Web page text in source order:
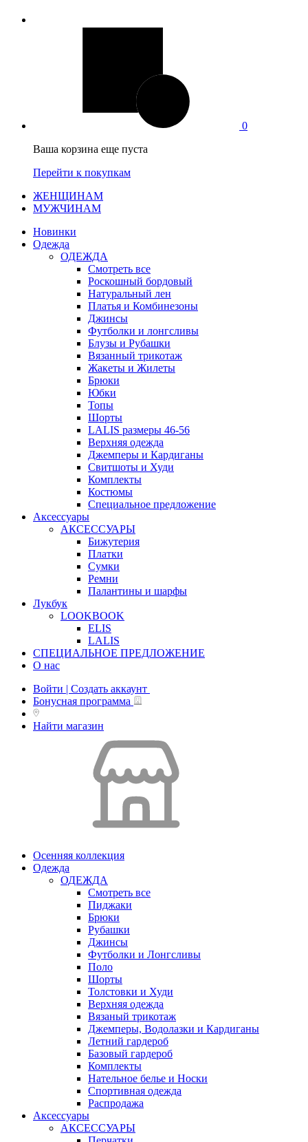
0
Ваша корзина еще пуста
Перейти к покупкам
ЖЕНЩИНАМ
МУЖЧИНАМ
Новинки
Одежда
ОДЕЖДА
Смотреть все
Роскошный бордовый
Натуральный лен
Платья и Комбинезоны
Джинсы
Футболки и лонгсливы
Блузы и Рубашки
Вязанный трикотаж
Жакеты и Жилеты
Брюки
Юбки
Топы
Шорты
LALIS размеры 46-56
Верхняя одежда
Джемперы и Кардиганы
Свитшоты и Худи
Комплекты
Костюмы
Специальное предложение
Аксессуары
АКСЕССУАРЫ
Бижутерия
Платки
Сумки
Ремни
Палантины и шарфы
Лукбук
LOOKBOOK
ELIS
LALIS
СПЕЦИАЛЬНОЕ ПРЕДЛОЖЕНИЕ
О нас
Войти | Создать аккаунт
Бонусная программа
Найти магазин
Осенняя коллекция
Одежда
ОДЕЖДА
Смотреть все
Пиджаки
Брюки
Рубашки
Джинсы
Футболки и Лонгсливы
Поло
Шорты
Толстовки и Худи
Верхняя одежда
Вязаный трикотаж
Джемперы, Водолазки и Кардиганы
Летний гардероб
Базовый гардероб
Комплекты
Нательное белье и Носки
Спортивная одежда
Распродажа
Аксессуары
АКСЕССУАРЫ